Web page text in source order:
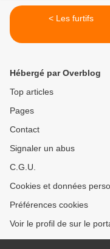
< Les furtifs
Hébergé par Overblog
Top articles
Pages
Contact
Signaler un abus
C.G.U.
Cookies et données
Préférences cookies
Voir le profil de sur le